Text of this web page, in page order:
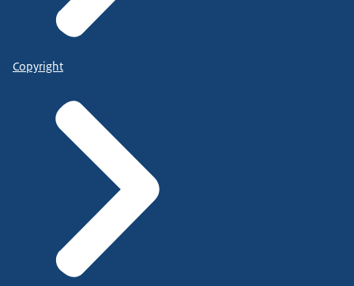
Copyright